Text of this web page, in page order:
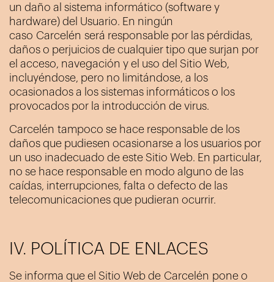
un daño al sistema informático (software y
hardware) del Usuario. En ningún
caso Carcelén será responsable por las pérdidas,
daños o perjuicios de cualquier tipo que surjan por
el acceso, navegación y el uso del Sitio Web,
incluyéndose, pero no limitándose, a los
ocasionados a los sistemas informáticos o los
provocados por la introducción de virus.
Carcelén tampoco se hace responsable de los
daños que pudiesen ocasionarse a los usuarios por
un uso inadecuado de este Sitio Web. En particular,
no se hace responsable en modo alguno de las
caídas, interrupciones, falta o defecto de las
telecomunicaciones que pudieran ocurrir.
IV. POLÍTICA DE ENLACES
Se informa que el Sitio Web de Carcelén pone o